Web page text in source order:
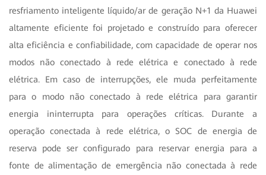
resfriamento inteligente líquido/ar de geração N+1 da Huawei
altamente eficiente foi projetado e construído para oferecer
alta eficiência e confiabilidade, com capacidade de operar nos
modos não conectado à rede elétrica e conectado à rede
elétrica. Em caso de interrupções, ele muda perfeitamente
para o modo não conectado à rede elétrica para garantir
energia ininterrupta para operações críticas. Durante a
operação conectada à rede elétrica, o SOC de energia de
reserva pode ser configurado para reservar energia para a
fonte de alimentação de emergência não conectada à rede